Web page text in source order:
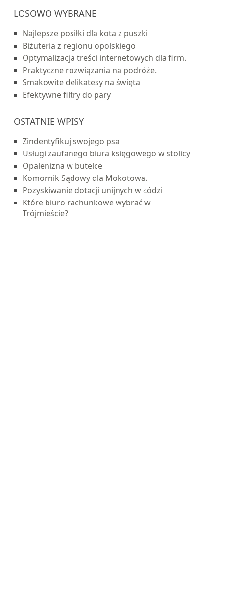
LOSOWO WYBRANE
Najlepsze posiłki dla kota z puszki
Biżuteria z regionu opolskiego
Optymalizacja treści internetowych dla firm.
Praktyczne rozwiązania na podróże.
Smakowite delikatesy na święta
Efektywne filtry do pary
OSTATNIE WPISY
Zindentyfikuj swojego psa
Usługi zaufanego biura księgowego w stolicy
Opalenizna w butelce
Komornik Sądowy dla Mokotowa.
Pozyskiwanie dotacji unijnych w Łódzi
Które biuro rachunkowe wybrać w
Trójmieście?